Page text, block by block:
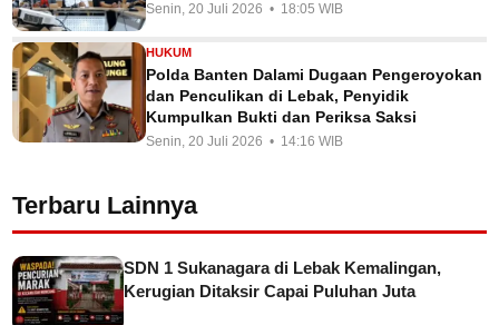
Senin, 20 Juli 2026 • 18:05 WIB
HUKUM
Polda Banten Dalami Dugaan Pengeroyokan
dan Penculikan di Lebak, Penyidik
Kumpulkan Bukti dan Periksa Saksi
Senin, 20 Juli 2026 • 14:16 WIB
Terbaru Lainnya
SDN 1 Sukanagara di Lebak Kemalingan,
Kerugian Ditaksir Capai Puluhan Juta